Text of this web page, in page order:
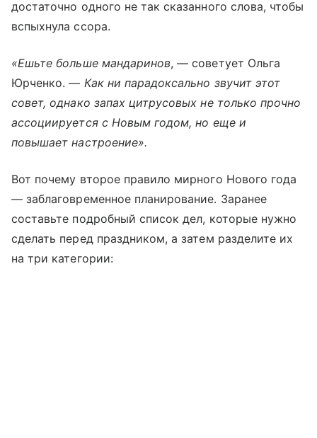
достаточно одного не так сказанного слова, чтобы
вспыхнула ссора.
«Ешьте больше мандаринов, — советует Ольга
Юрченко. — Как ни парадоксально звучит этот
совет, однако запах цитрусовых не только прочно
ассоциируется с Новым годом, но еще и
повышает настроение».
Вот почему второе правило мирного Нового года
— заблаговременное планирование. Заранее
составьте подробный список дел, которые нужно
сделать перед праздником, а затем разделите их
на три категории: